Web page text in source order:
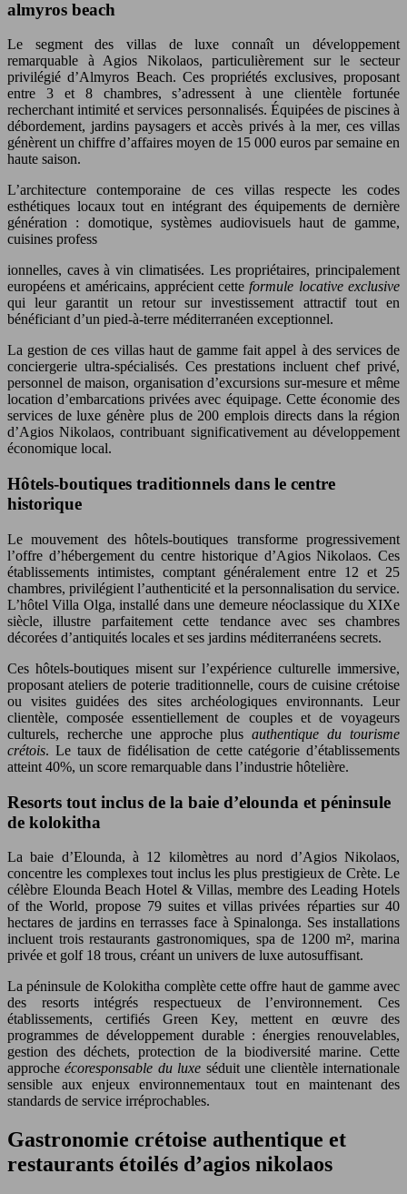
almyros beach
Le segment des villas de luxe connaît un développement
remarquable à Agios Nikolaos, particulièrement sur le secteur
privilégié d’Almyros Beach. Ces propriétés exclusives, proposant
entre 3 et 8 chambres, s’adressent à une clientèle fortunée
recherchant intimité et services personnalisés. Équipées de piscines à
débordement, jardins paysagers et accès privés à la mer, ces villas
génèrent un chiffre d’affaires moyen de 15 000 euros par semaine en
haute saison.
L’architecture contemporaine de ces villas respecte les codes
esthétiques locaux tout en intégrant des équipements de dernière
génération : domotique, systèmes audiovisuels haut de gamme,
cuisines profess
ionnelles, caves à vin climatisées. Les propriétaires, principalement
européens et américains, apprécient cette formule locative exclusive
qui leur garantit un retour sur investissement attractif tout en
bénéficiant d’un pied-à-terre méditerranéen exceptionnel.
La gestion de ces villas haut de gamme fait appel à des services de
conciergerie ultra-spécialisés. Ces prestations incluent chef privé,
personnel de maison, organisation d’excursions sur-mesure et même
location d’embarcations privées avec équipage. Cette économie des
services de luxe génère plus de 200 emplois directs dans la région
d’Agios Nikolaos, contribuant significativement au développement
économique local.
Hôtels-boutiques traditionnels dans le centre
historique
Le mouvement des hôtels-boutiques transforme progressivement
l’offre d’hébergement du centre historique d’Agios Nikolaos. Ces
établissements intimistes, comptant généralement entre 12 et 25
chambres, privilégient l’authenticité et la personnalisation du service.
L’hôtel Villa Olga, installé dans une demeure néoclassique du XIXe
siècle, illustre parfaitement cette tendance avec ses chambres
décorées d’antiquités locales et ses jardins méditerranéens secrets.
Ces hôtels-boutiques misent sur l’expérience culturelle immersive,
proposant ateliers de poterie traditionnelle, cours de cuisine crétoise
ou visites guidées des sites archéologiques environnants. Leur
clientèle, composée essentiellement de couples et de voyageurs
culturels, recherche une approche plusauthentique du tourisme
crétois. Le taux de fidélisation de cette catégorie d’établissements
atteint 40%, un score remarquable dans l’industrie hôtelière.
Resorts tout inclus de la baie d’elounda et péninsule
de kolokitha
La baie d’Elounda, à 12 kilomètres au nord d’Agios Nikolaos,
concentre les complexes tout inclus les plus prestigieux de Crète. Le
célèbre Elounda Beach Hotel & Villas, membre des Leading Hotels
of the World, propose 79 suites et villas privées réparties sur 40
hectares de jardins en terrasses face à Spinalonga. Ses installations
incluent trois restaurants gastronomiques, spa de 1200 m², marina
privée et golf 18 trous, créant un univers de luxe autosuffisant.
La péninsule de Kolokitha complète cette offre haut de gamme avec
des resorts intégrés respectueux de l’environnement. Ces
établissements, certifiés Green Key, mettent en œuvre des
programmes de développement durable : énergies renouvelables,
gestion des déchets, protection de la biodiversité marine. Cette
approcheécoresponsable du luxe séduit une clientèle internationale
sensible aux enjeux environnementaux tout en maintenant des
standards de service irréprochables.
Gastronomie crétoise authentique et
restaurants étoilés d’agios nikolaos